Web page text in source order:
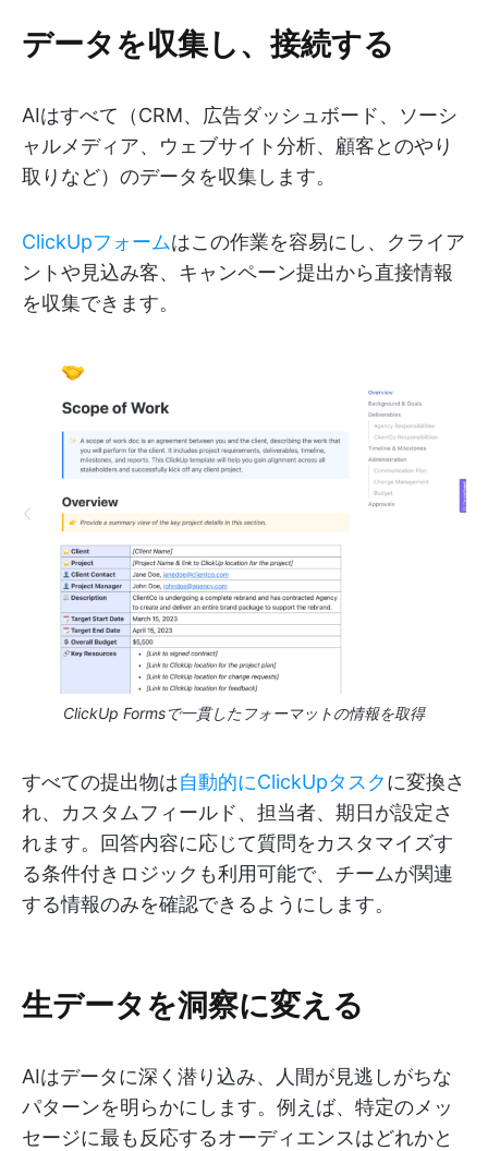
データを収集し、接続する
AIはすべて（CRM、広告ダッシュボード、ソーシ
ャルメディア、ウェブサイト分析、顧客とのやり
取りなど）のデータを収集します。
ClickUpフォームはこの作業を容易にし、クライア
ントや見込み客、キャンペーン提出から直接情報
を収集できます。
ClickUp Formsで一貫したフォーマットの情報を取得
すべての提出物は自動的にClickUpタスクに変換さ
れ、カスタムフィールド、担当者、期日が設定さ
れます。回答内容に応じて質問をカスタマイズす
る条件付きロジックも利用可能で、チームが関連
する情報のみを確認できるようにします。
生データを洞察に変える
AIはデータに深く潜り込み、人間が見逃しがちな
パターンを明らかにします。例えば、特定のメッ
セージに最も反応するオーディエンスはどれかと